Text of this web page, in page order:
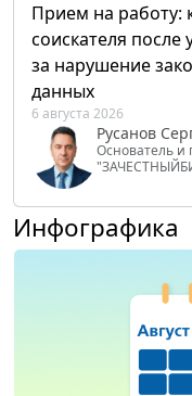
Прием на работу:
соискателя после
за нарушение
данных
6 августа 2026
Русанов
Основатель и
Инфографика